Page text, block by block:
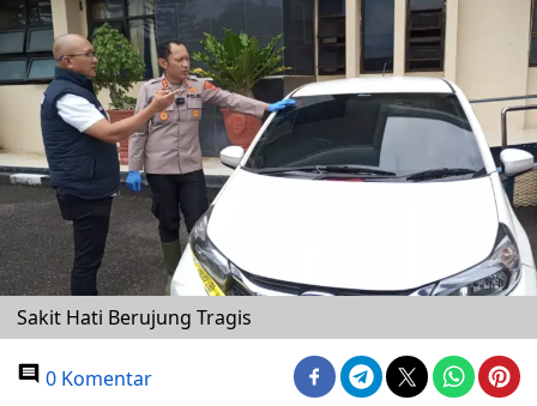
Sakit Hati Berujung Tragis
0 Komentar